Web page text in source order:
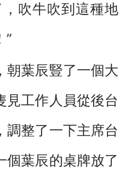
吹牛吹到這種地
”
葉辰豎了一個大
見工作人員從後台
調整了一下主席台
個葉辰的桌牌放了